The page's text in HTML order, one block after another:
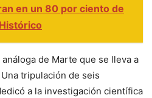
en un 80 por ciento de
de Marte que se lleva a
tripulación de seis
a la investigación científica